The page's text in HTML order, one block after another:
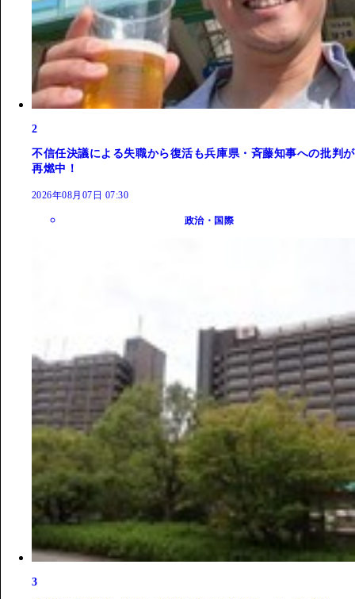
2
不信任決議による失職から復活も兵庫県・斉藤知事への批判が
再燃中！
2026年08月07日 07:30
政治・国際
3